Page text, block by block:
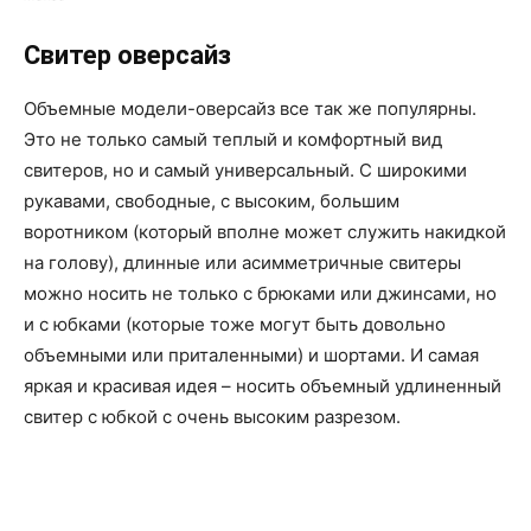
Свитер оверсайз
Объемные модели-оверсайз все так же популярны.
Это не только самый теплый и комфортный вид
свитеров, но и самый универсальный. С широкими
рукавами, свободные, с высоким, большим
воротником (который вполне может служить накидкой
на голову), длинные или асимметричные свитеры
можно носить не только с брюками или джинсами, но
и с юбками (которые тоже могут быть довольно
объемными или приталенными) и шортами. И самая
яркая и красивая идея – носить объемный удлиненный
свитер с юбкой с очень высоким разрезом.